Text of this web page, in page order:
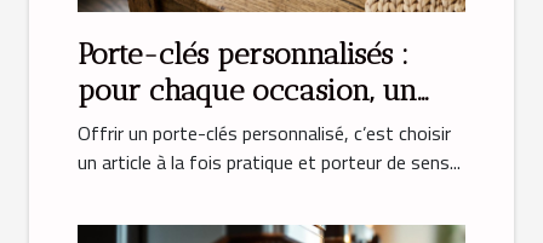
Porte-clés personnalisés :
pour chaque occasion, un
cadeau unique
Offrir un porte-clés personnalisé, c’est choisir
un article à la fois pratique et porteur de sens...